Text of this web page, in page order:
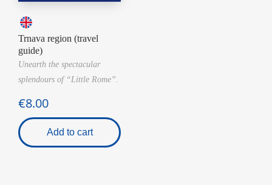
Trnava region (travel
guide)
Unearth the spectacular
splendours of “Little Rome”.
€8.00
Add to cart